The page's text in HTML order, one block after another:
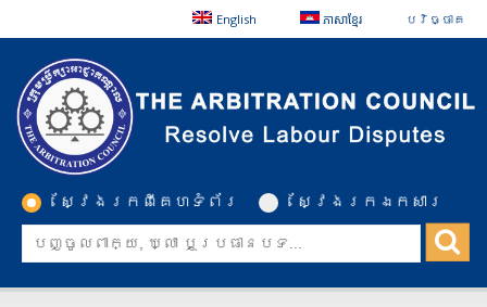
English ភាសាខ្មែរ បរិច្ចាគ
ស្វែងរកពីគេហទំព័រ ស្វែងរកឯកសារ